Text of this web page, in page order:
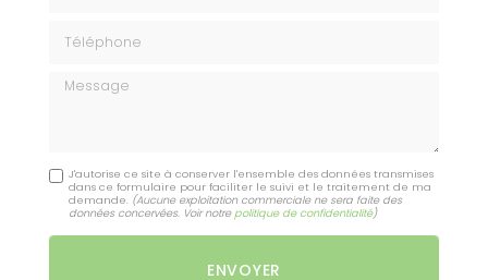
Message
J'autorise ce site à conserver l'ensemble des données transmises
dans ce formulaire pour faciliter le suivi et le traitement de ma
demande. (Aucune exploitation commerciale ne sera faite des
données concervées. Voir notre politique de confidentialité)